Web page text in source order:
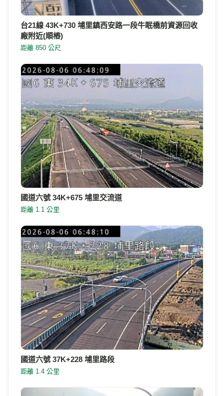
台21線 43K+730 埔里鎮西安路一段牛眠橋前資源回收
廠附近(順樁)
距離 850 公尺
國道六號 34K+675 埔里交流道
距離 1.1 公里
國道六號 37K+228 埔里路段
距離 1.4 公里